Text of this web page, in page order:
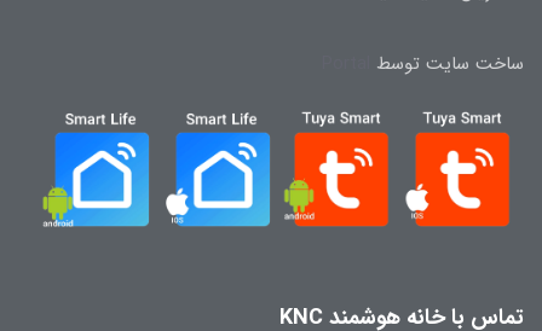
ساخت سایت توسط
تماس با خانه هوشمند KNC